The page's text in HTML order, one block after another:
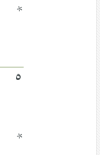
*
٥
*